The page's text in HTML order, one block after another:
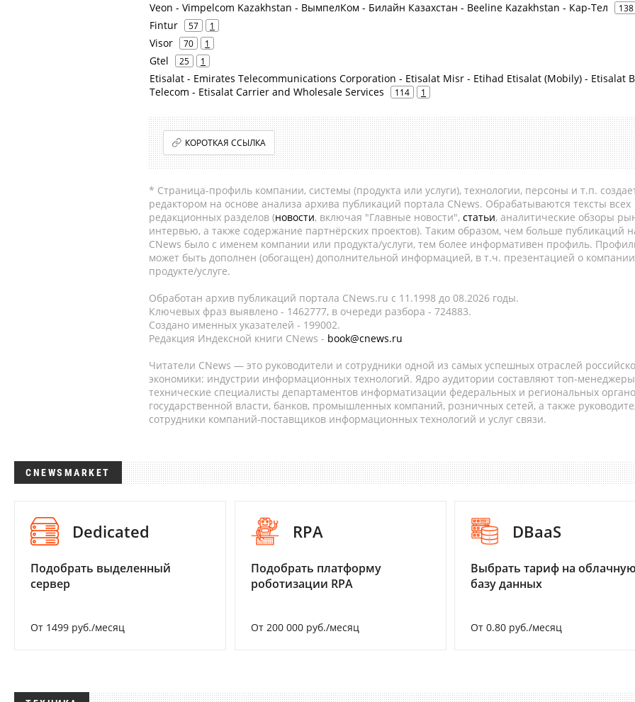
Veon - Vimpelcom Kazakhstan - ВымпелКом - Билайн Казахстан - Beeline Kazakhstan - Кар-Тел 138
Fintur 57 1
Visor 70 1
Gtel 25 1
Etisalat - Emirates Telecommunications Corporation - Etisalat Misr - Etihad Etisalat (Mobily) - Etisalat
Telecom - Etisalat Carrier and Wholesale Services
114 1
КОРОТКАЯ ССЫЛКА
* Страница-профиль компании, системы (продукта или услуги), технологии, персоны и т.п.
редактором на основе анализа архива публикаций портала CNews. Обрабатываются тексты всех
редакционных разделов (новости, включая "Главные новости", статьи, аналитические обзоры
интервью, а также содержание партнёрских проектов). Таким образом, чем больше публикаций
CNews было с именем компании или продукта/услуги, тем более информативен профиль.
может быть дополнен (обогащен) дополнительной информацией, в т.ч. презентацией о
продукте/услуге.
Обработан архив публикаций портала CNews.ru c 11.1998 до 08.2026 годы.
Ключевых фраз выявлено - 1462777, в очереди разбора - 724883.
Создано именных указателей - 199002.
Редакция Индексной книги CNews - book@cnews.ru
Читатели CNews — это руководители и сотрудники одной из самых успешных отраслей
экономики: индустрии информационных технологий. Ядро аудитории составляют топ-
технические специалисты департаментов информатизации федеральных и региональных
государственной власти, банков, промышленных компаний, розничных сетей, а также
сотрудники компаний-поставщиков информационных технологий и услуг связи.
CNEWSMARKET
Dedicated
Подобрать выделенный
сервер
От 1499 руб./месяц
RPA
Подобрать платформу
роботизации RPA
От 200 000 руб./месяц
DBaaS
Выбрать тариф на облачную
базу данных
От 0.80 руб./месяц